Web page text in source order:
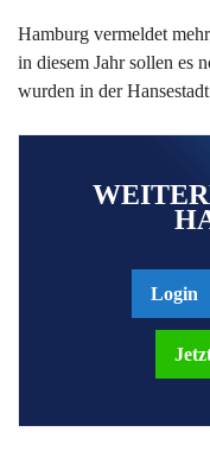
Hamburg vermeldet
in diesem Jahr sollen es
wurden in der
Login